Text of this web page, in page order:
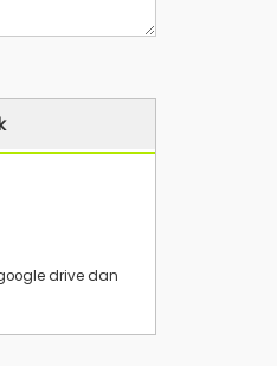
drive dan